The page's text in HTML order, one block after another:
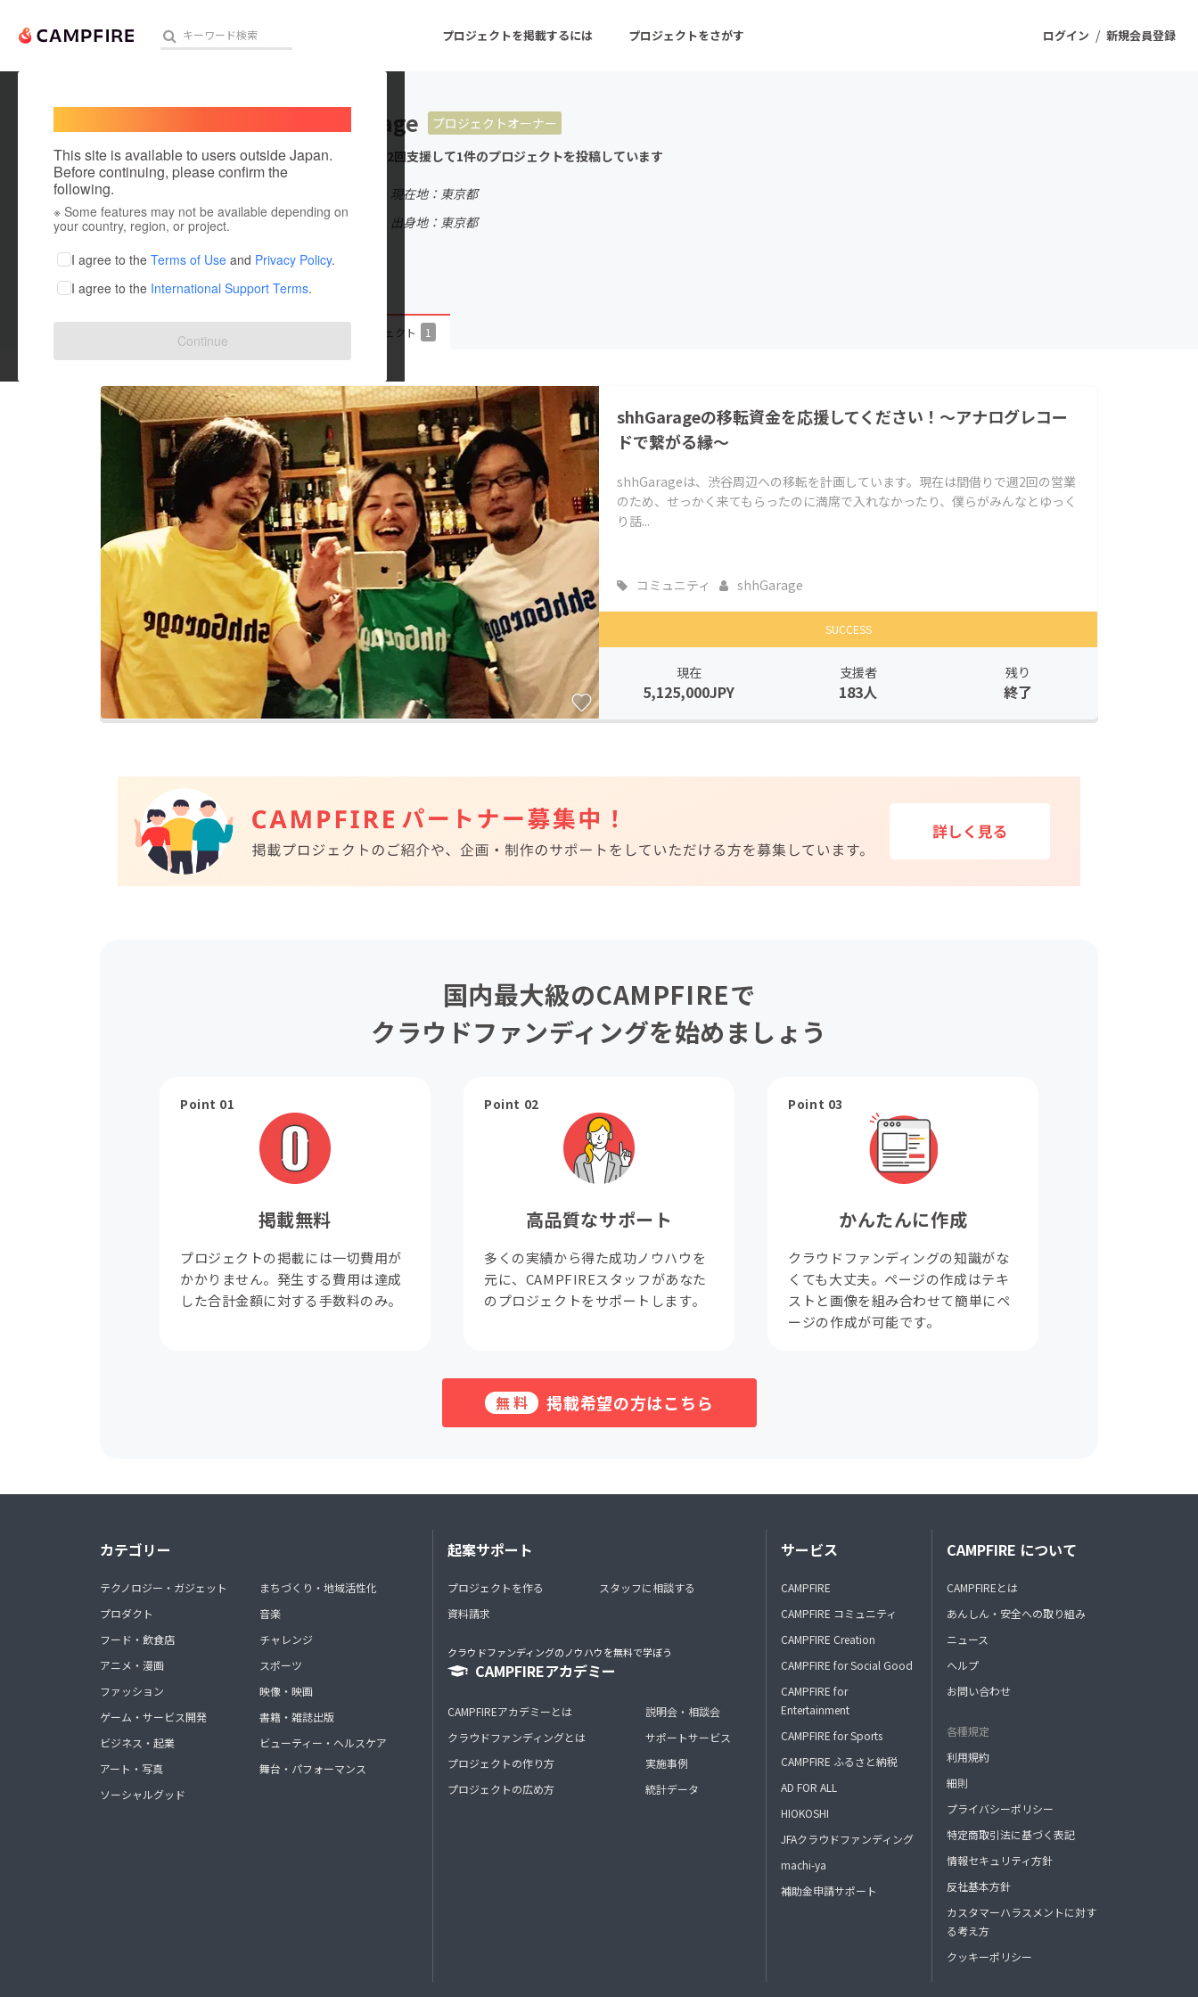
ログイン / 新規会員登録
プロジェクトを掲載するには プロジェクトをさがす
人気のプロジェクト 注目のリターン 注目の新着プロジェクト
アート・写真 音楽
テクノロジー・ガジェット
映像・映画
ビジネス・起業
チャレンジ
まちづくり・地域活性化
CAMPFIRE for Social Good
CAMPFIRE Creation
CAMPFIREふるさと納税
machi-ya コミュニティ
This site is available to users outside Japan.
Before continuing, please confirm the
following.
※ Some features may not be available depending on
your country, region, or project.
I agree to the Terms of Use and Privacy Policy.
I agree to the International Support Terms.
Continue
shhGarage
プロジェクトオーナー
これまでに2回支援して1件のプロジェクトを投稿しています
現在地：東京都
出身国：日本
出身地：東京都
プロジェクト 1
shhGarageの移転資金を応援してください！～アナログレコー
ドで繋がる縁〜
shhGarageは、渋谷周辺への移転を計画しています。現在は間借りで週2回の営業
のため、せっかく来てもらったのに満席で入れなかったり、僕らがみんなとゆっく
り話...
コミュニティ shhGarage
SUCCESS
現在
5,125,000JPY
支援者
183人
残り
終了
国内最大級のCAMPFIREで
クラウドファンディングを始めましょう
Point 01
掲載無料
プロジェクトの掲載には一切費用が
かかりません。発生する費用は達成
した合計金額に対する手数料のみ。
Point 02
高品質なサポート
多くの実績から得た成功ノウハウを
元に、CAMPFIREスタッフがあなた
のプロジェクトをサポートします。
Point 03
かんたんに作成
クラウドファンディングの知識がな
くても大丈夫。ページの作成はテキ
ストと画像を組み合わせて簡単にペ
ージの作成が可能です。
無料 掲載希望の方はこちら
カテゴリー
テクノロジー・ガジェット
プロダクト
フード・飲食店
アニメ・漫画
ファッション
ゲーム・サービス開発
ビジネス・起業
アート・写真
ソーシャルグッド
まちづくり・地域活性化
音楽
チャレンジ
スポーツ
映像・映画
書籍・雑誌出版
ビューティー・ヘルスケア
舞台・パフォーマンス
起案サポート
プロジェクトを作る
資料請求
スタッフに相談する
クラウドファンディングのノウハウを無料で学ぼう
CAMPFIREアカデミー
CAMPFIREアカデミーとは
クラウドファンディングとは
プロジェクトの作り方
プロジェクトの広め方
説明会・相談会
サポートサービス
実施事例
統計データ
サービス
CAMPFIRE
CAMPFIRE コミュニティ
CAMPFIRE Creation
CAMPFIRE for Social Good
CAMPFIRE for
Entertainment
CAMPFIRE for Sports
CAMPFIRE ふるさと納税
AD FOR ALL
HIOKOSHI
JFAクラウドファンディング
machi-ya
補助金申請サポート
CAMPFIRE について
CAMPFIREとは
あんしん・安全への取り組み
ニュース
ヘルプ
お問い合わせ
各種規定
利用規約
細則
プライバシーポリシー
特定商取引法に基づく表記
情報セキュリティ方針
反社基本方針
カスタマーハラスメントに対す
る考え方
クッキーポリシー